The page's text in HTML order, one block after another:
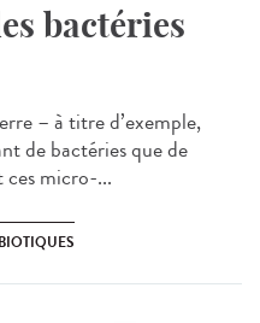
bactéries
– à titre d’exemple,
de bactéries que de
micro-...